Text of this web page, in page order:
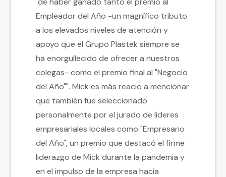
Empleador del Año -un magnífico tributo
a los elevados niveles de atención y
apoyo que el Grupo Plastek siempre se
ha enorgullecido de ofrecer a nuestros
colegas- como el premio final al "Negocio
del Año"". Mick es más reacio a mencionar
que también fue seleccionado
personalmente por el jurado de líderes
empresariales locales como "Empresario
del Año", un premio que destacó el firme
liderazgo de Mick durante la pandemia y
en el impulso de la empresa hacia